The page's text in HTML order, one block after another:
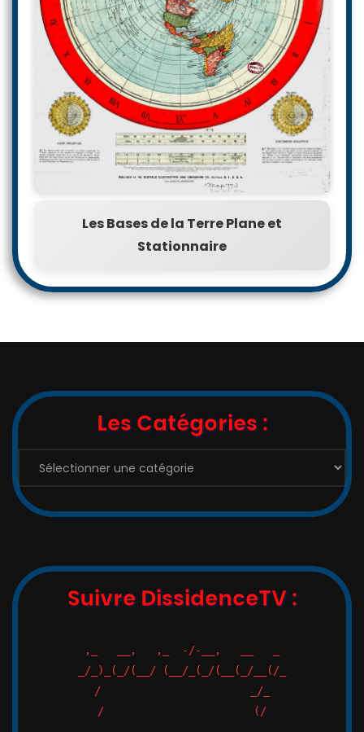
Les Bases de la Terre Plane et
Stationnaire
Les Catégories :
Suivre DissidenceTV :
,_   __,   ,_  -/-__,   __   _
_/_)_(_/(__/ (__/_(_/(__(_/__(/_
/                       _/_
/                       (/